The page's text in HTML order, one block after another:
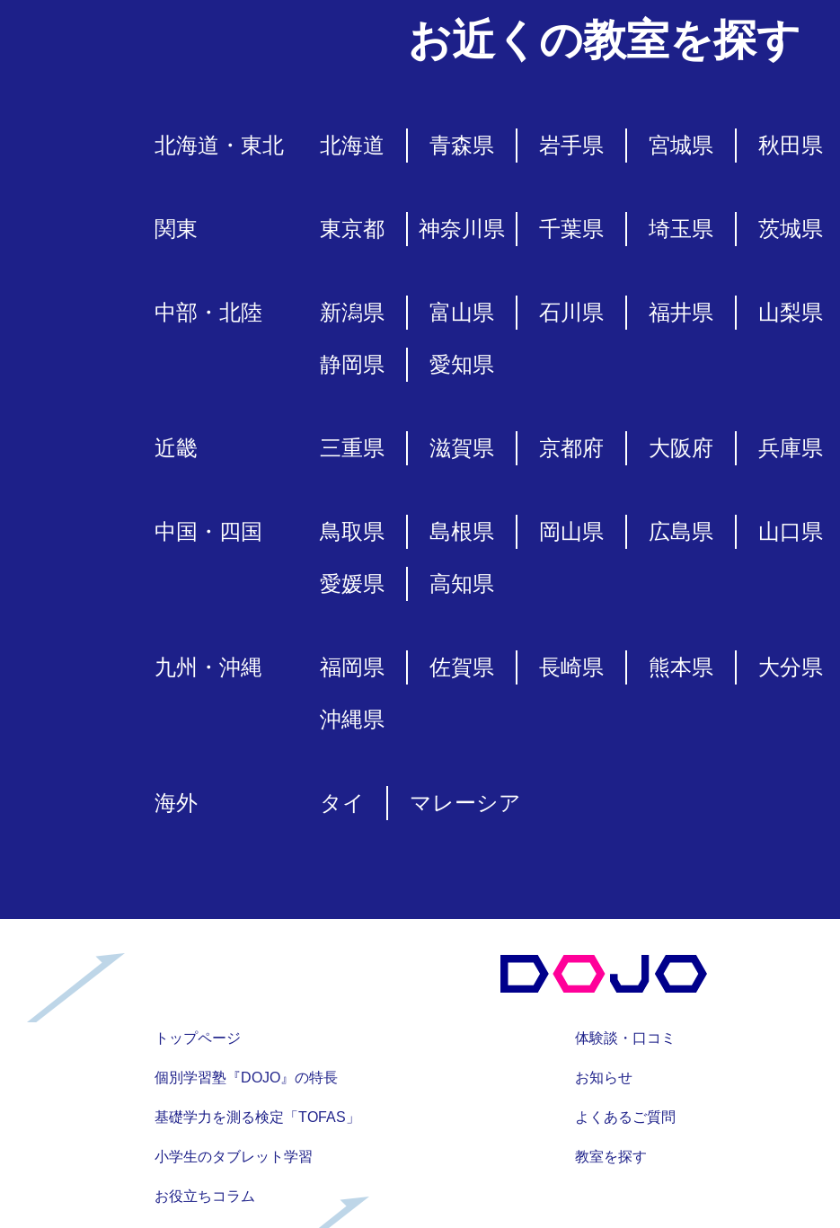
お近くの教室を探す
北海道・東北 北海道 青森県 岩手県 宮城県 秋田県
関東 東京都 神奈川県 千葉県 埼玉県 茨城県
中部・北陸 新潟県 富山県 石川県 福井県 山梨県
静岡県 愛知県
近畿 三重県 滋賀県 京都府 大阪府 兵庫県
中国・四国 鳥取県 島根県 岡山県 広島県 山口県
愛媛県 高知県
九州・沖縄 福岡県 佐賀県 長崎県 熊本県 大分県
沖縄県
海外 タイ マレーシア
トップページ
個別学習塾『DOJO』の特長
基礎学力を測る検定「TOFAS」
小学生のタブレット学習
お役立ちコラム
体験談・口コミ
お知らせ
よくあるご質問
教室を探す